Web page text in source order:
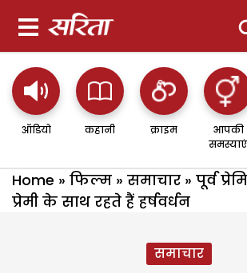
ऑडियो कहानी क्राइम
आपकी
समस्याएं
Home » फिल्म » समाचार » पूर्व
प्रेमी के साथ रहते हैं हर्षवर्धन
समाचार